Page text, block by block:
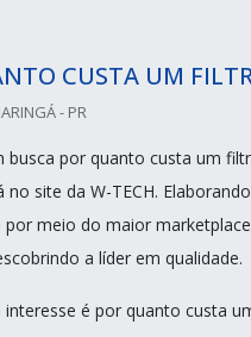
CUSTA UM
- PR
busca por quanto custa um
no site da W-TECH.
por meio do maior
a líder em qualidade.
interesse é por quanto custa